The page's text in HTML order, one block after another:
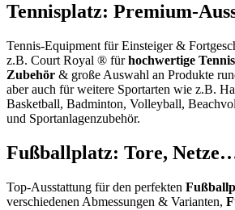
Tennisplatz: Premium-
Tennis-Equipment für Einsteiger &
z.B. Court Royal ® fürhochwertige
Zubehör & große Auswahl an Produkte
aber auch für weitere Sportarten wie z.B.
Basketball, Badminton, Volleyball,
und Sportanlagenzubehör.
Fußballplatz: Tore,
Top-Ausstattung für den perfekten
verschiedenen Abmessungen & Varianten,